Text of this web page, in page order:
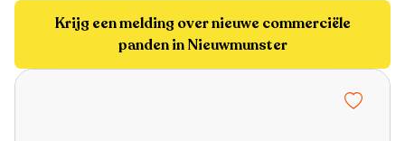
Krijg een melding over nieuwe commerciële
panden in Nieuwmunster